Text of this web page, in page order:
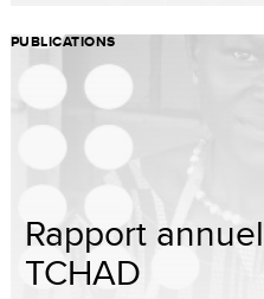
PUBLICATIONS
Rapport
TCHAD